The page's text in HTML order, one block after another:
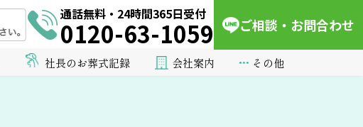
通話無料・24時間365日受付
0120-63-1059 ご相談・お問合わせ
社長のお葬式記録 会社案内 その他